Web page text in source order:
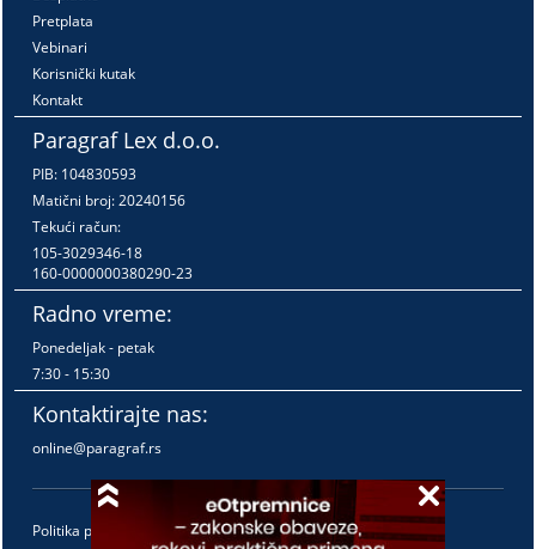
Pretplata
Vebinari
Korisnički kutak
Kontakt
Paragraf Lex d.o.o.
PIB: 104830593
Matični broj: 20240156
Tekući račun:
105-3029346-18
160-0000000380290-23
Radno vreme:
Ponedeljak - petak
7:30 - 15:30
Kontaktirajte nas:
online@paragraf.rs
Politika privatnosti